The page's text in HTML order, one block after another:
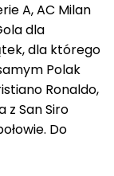
A, AC Milan
dla
dla którego
Polak
Ronaldo,
z San Siro
Do